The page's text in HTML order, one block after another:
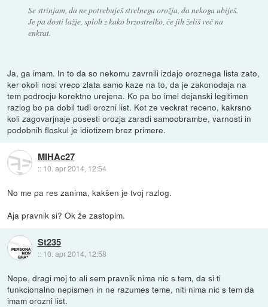
Se strinjam, da ne potrebuješ strelnega orožja, da nekoga ubiješ.
Je pa dosti lažje, sploh z kako brzostrelko, če jih želiš več na
enkrat.
Ja, ga imam. In to da so nekomu zavrnili izdajo oroznega lista zato,
ker okoli nosi vreco zlata samo kaze na to, da je zakonodaja na
tem podrocju korektno urejena. Ko pa bo imel dejanski legitimen
razlog bo pa dobil tudi orozni list. Kot ze veckrat receno, kakrsno
koli zagovarjnaje posesti orozja zaradi samoobrambe, varnosti in
podobnih floskul je idiotizem brez primere.
MIHAc27
:: 10. apr 2014, 12:54
No me pa res zanima, kakšen je tvoj razlog.
Aja pravnik si? Ok že zastopim.
St235
:: 10. apr 2014, 12:58
Nope, dragi moj to ali sem pravnik nima nic s tem, da si ti
funkcionalno nepismen in ne razumes teme, niti nima nic s tem da
imam orozni list.